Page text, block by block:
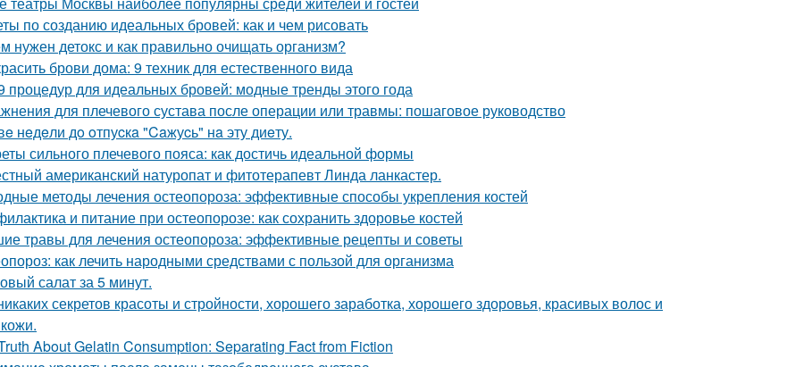
по созданию идеальных бровей: как и чем рисовать
нужен детокс и как правильно очищать организм?
брови дома: 9 техник для естественного вида
процедур для идеальных бровей: модные тренды этого года
для плечевого сустава после операции или травмы: пошаговое руководство
нeдeли дo oтпуcкa "Caжуcь" нa эту диeту.
сильного плечевого пояса: как достичь идеальной формы
американский натуропат и фитотерапевт Линда ланкастер.
методы лечения остеопороза: эффективные способы укрепления костей
и питание при остеопорозе: как сохранить здоровье костей
травы для лечения остеопороза: эффективные рецепты и советы
как лечить народными средствами с пользой для организма
салат за 5 минут.
секретов красоты и стройности, хорошего заработка, хорошего здоровья, красивых волос и
About Gelatin Consumption: Separating Fact from Fiction